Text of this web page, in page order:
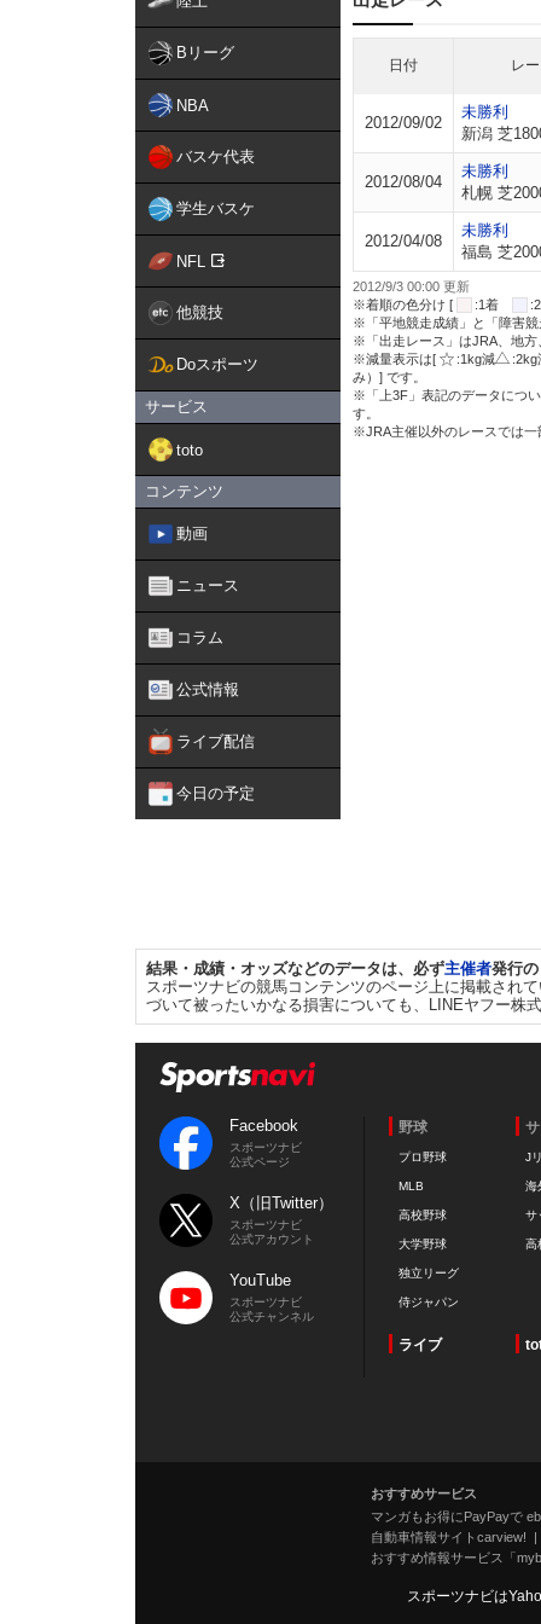
Bリーグ
NBA
バスケ代表
学生バスケ
NFL
他競技
Doスポーツ
サービス
toto
コンテンツ
動画
ニュース
コラム
公式情報
ライブ配信
今日の予定
日付 レ
2012/09/02
未勝利
新潟 芝
2012/08/04
未勝利
札幌 芝
2012/04/08
未勝利
福島 芝
2012/9/3 00:00 更新
※着順の色分け [
:1着
※「平地競走成績」と「障害
※「出走レース」はJRA、地方
※減量表示は[
:1kg減
:2kg
み）] です。
※「上3F」表記のデータにつ
す。
※JRA主催以外のレースでは一
結果・成績・オッズなどのデータは、必ず主催者発行
スポーツナビの競馬コンテンツのページ上に掲載され
づいて被ったいかなる損害についても、LINEヤフー株
Facebook
スポーツナビ
公式ページ
X（旧Twitter）
スポーツナビ
公式アカウント
YouTube
スポーツナビ
公式チャンネル
野球
プロ野球
MLB
高校野球
大学野球
独立リーグ
侍ジャパン
J
海
サ
高
ライブ
おすすめサービス
マンガもお得にPayPayで
自動車情報サイトcarview!
おすすめ情報サービス「
スポーツナビは